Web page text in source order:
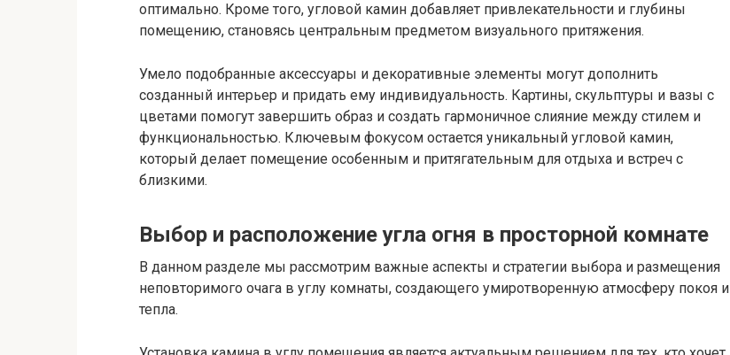
оптимально. Кроме того, угловой камин добавляет привлекательности и глубины
помещению, становясь центральным предметом визуального притяжения.
Умело подобранные аксессуары и декоративные элементы могут дополнить
созданный интерьер и придать ему индивидуальность. Картины, скульптуры и вазы с
цветами помогут завершить образ и создать гармоничное слияние между стилем и
функциональностью. Ключевым фокусом остается уникальный угловой камин,
который делает помещение особенным и притягательным для отдыха и встреч с
близкими.
Выбор и расположение угла огня в просторной комнате
В данном разделе мы рассмотрим важные аспекты и стратегии выбора и размещения
неповторимого очага в углу комнаты, создающего умиротворенную атмосферу покоя и
тепла.